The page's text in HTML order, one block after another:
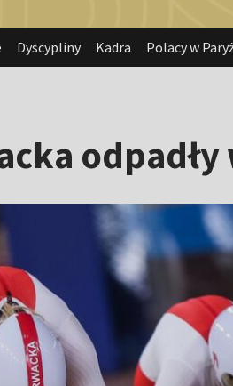
Dyscypliny Kadra Polacy w